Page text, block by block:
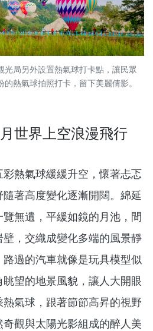
光局另外設置熱氣球打卡點，讓民眾
熱氣球拍照打卡，留下美麗倩影。
世界上空浪漫飛行
熱氣球緩緩升空，懷著忐忑
著高度變化逐漸開闊。綿延
無遺，平緩如鏡的月池，間
，交織成變化多端的風景靜
過的汽車就像是玩具模型似
望的地景風貌，讓人大開眼
氣球，跟著節節高昇的視野
觀與太陽光影組成的醉人美